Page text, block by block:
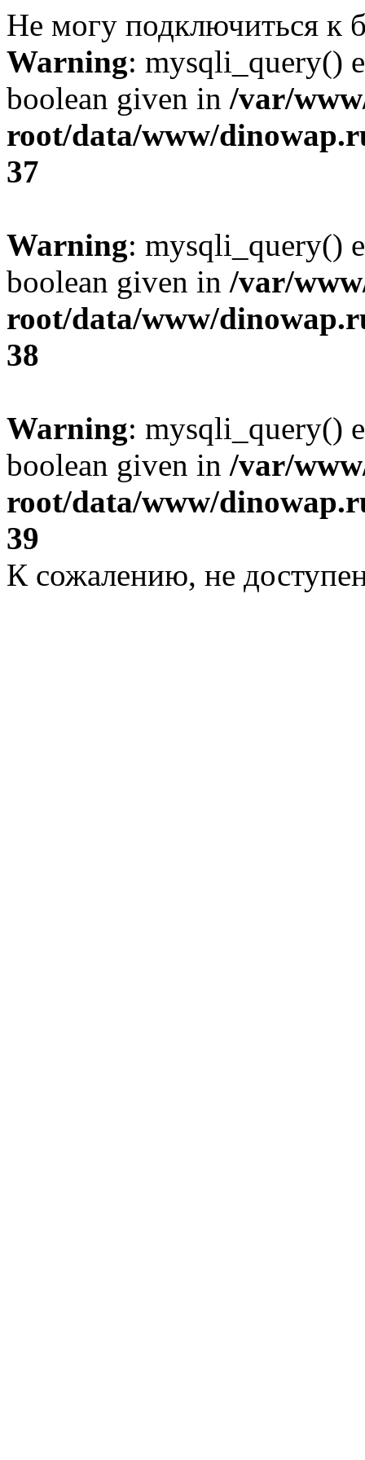
Не могу подключиться к
Warning: mysqli_query()
boolean given in /var/
root/data/www/
37
Warning: mysqli_query()
boolean given in /var/
root/data/www/
38
Warning: mysqli_query()
boolean given in /var/
root/data/www/
39
К сожалению, не